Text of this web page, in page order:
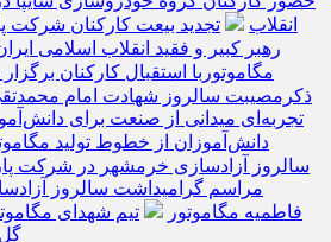
انقلاب
تجدید بیعت کارکنان شرکت
رهبر کبیر و فقید انقلاب اسلامی
مگاموتوربا استقبال کارکنان
ذکرمصیبت سالروز شهادت امام
تجربه‌ای میدانی از صنعت برای
دانش‌آموزان از خطوط تولید
سالروز آزادسازی خرمشهر در شرکت
مراسم گرامیداشت سالروز
فاطمیه مگاموتور
تیم شهدای